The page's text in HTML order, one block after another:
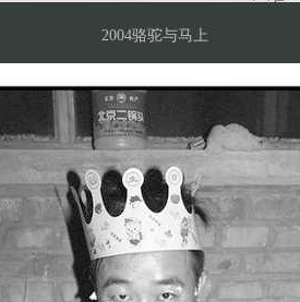
2004骆驼与马上